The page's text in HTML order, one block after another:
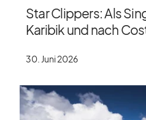
Star Clippers: Als
Karibik und nach
30. Juni 2026